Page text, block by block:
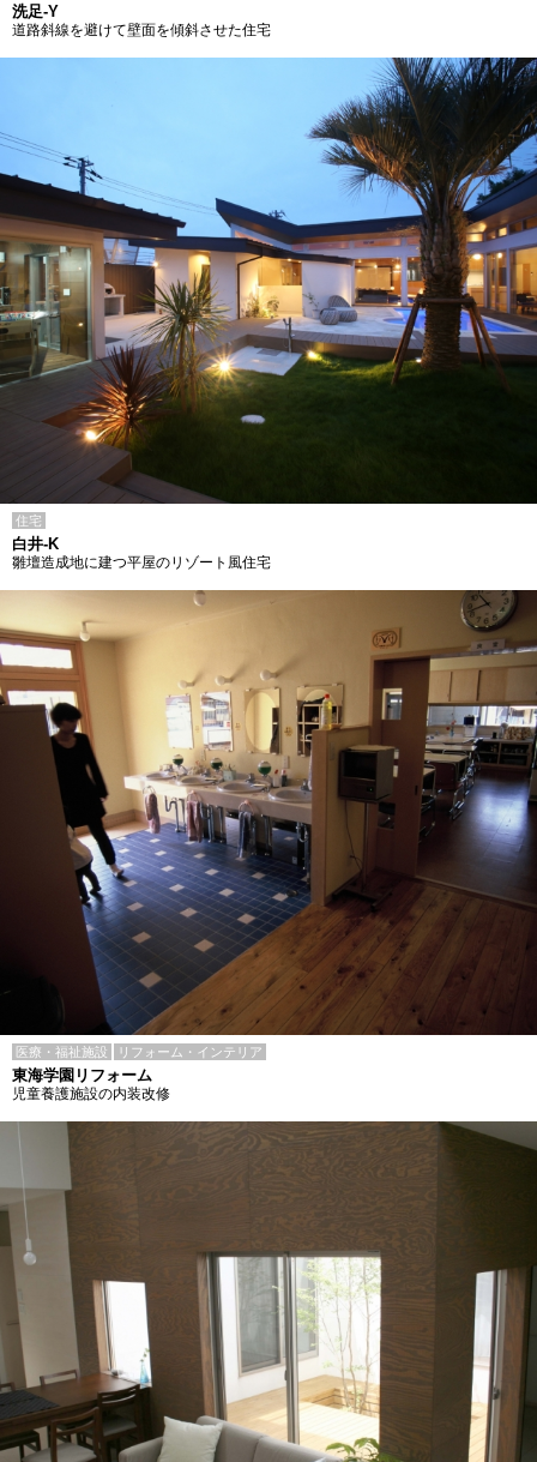
洗足-Y
道路斜線を避けて壁面を傾斜させた住宅
住宅
白井-K
雛壇造成地に建つ平屋のリゾート風住宅
医療・福祉施設 リフォーム・インテリア
東海学園リフォーム
児童養護施設の内装改修